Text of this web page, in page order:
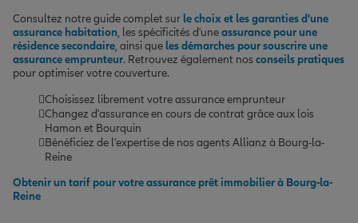
Consultez notre guide complet sur le choix et les garanties d'une
assurance habitation, les spécificités d'uneassurance pour une
résidence secondaire, ainsi que les démarches pour souscrire une
assurance emprunteur. Retrouvez également nos conseils pratiques
pour optimiser votre couverture.
Choisissez librement votre assurance emprunteur
Changez d'assurance en cours de contrat grâce aux lois
Hamon et Bourquin
Bénéficiez de l'expertise de nos agents Allianz à Bourg-la-
Reine
Obtenir un tarif pour votre assurance prêt immobilier à Bourg-la-
Reine